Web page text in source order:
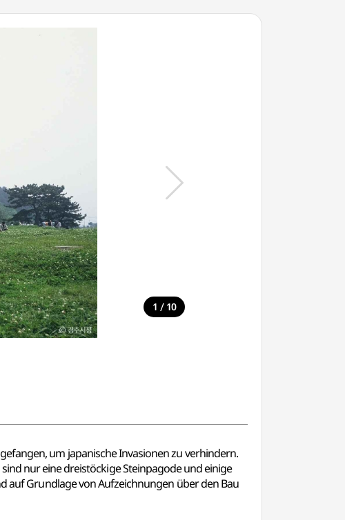
1 / 10
um japanische Invasionen zu verhindern.
nur eine dreistöckige Steinpagode und einige
auf Grundlage von Aufzeichnungen über den Bau